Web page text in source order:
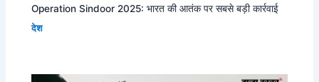
Operation Sindoor 2025: भारत की आतंक पर सबसे बड़ी कार्रवाई
देश